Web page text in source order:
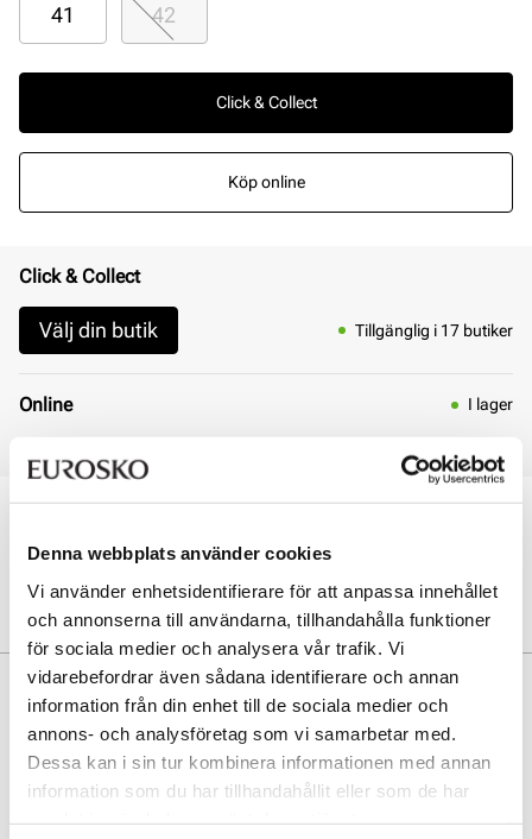
Denna webbplats använder cookies
Vi använder enhetsidentifierare för att anpassa innehållet
och annonserna till användarna, tillhandahålla funktioner
för sociala medier och analysera vår trafik. Vi
vidarebefordrar även sådana identifierare och annan
information från din enhet till de sociala medier och
annons- och analysföretag som vi samarbetar med.
Dessa kan i sin tur kombinera informationen med annan
information som du har tillhandahållit eller som de har
41 42
Click & Collect
Köp online
Click & Collect
Välj din butik Tillgänglig i 17 butiker
Online I lager
Leverans 3-7 dagar
Gratis retur i butik
Beskrivning
Snygg mockasin i lackskinn från Tamaris. Perfekt passform. Mjuka
material.
Art. nr33157400